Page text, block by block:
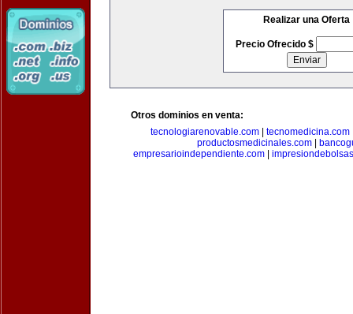
Realizar una Oferta
Precio Ofrecido $
Otros dominios en venta:
tecnologiarenovable.com
tecnomedicina.com
productosmedicinales.com|
empresarioindependiente.com